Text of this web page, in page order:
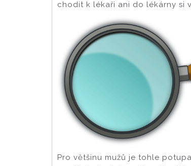
chodit k lékaři ani do lékárny si
Pro většinu mužů je tohle